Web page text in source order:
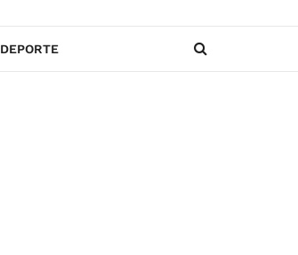
DEPORTE